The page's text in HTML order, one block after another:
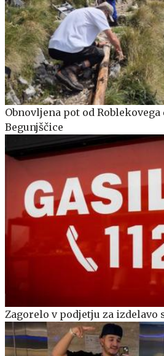
Obnovljena pot od Roblekovega
Begunjščice
Zagorelo v podjetju za izdelavo